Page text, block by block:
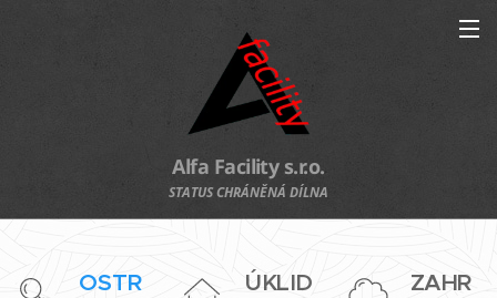
Alfa Facility s.r.o.
STATUS CHRÁNĚNÁ DÍLNA
OSTR
ÚKLID
ZAHR